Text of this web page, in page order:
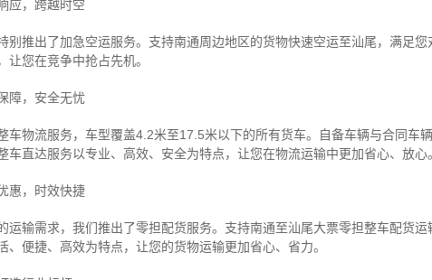
应，跨越时空
别推出了加急空运服务。支持南通周边地区的货物快速空运至汕尾，满足
您在竞争中抢占先机。
障，安全无忧
车物流服务，车型覆盖4.2米至17.5米以下的所有货车。自备车辆与合同车
车直达服务以专业、高效、安全为特点，让您在物流运输中更加省心、放心。
惠，时效快捷
运输需求，我们推出了零担配货服务。支持南通至汕尾大票零担整车配货运
、便捷、高效为特点，让您的货物运输更加省心、省力。